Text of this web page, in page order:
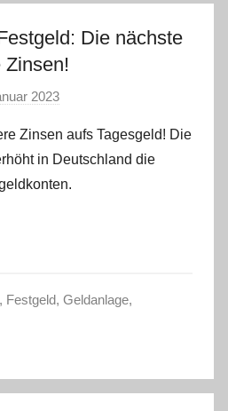
Die nächste
Zinsen!
2023
n
a
d
Zinsen aufs Tagesgeld! Die
in Deutschland die
Festgeld, Geldanlage,